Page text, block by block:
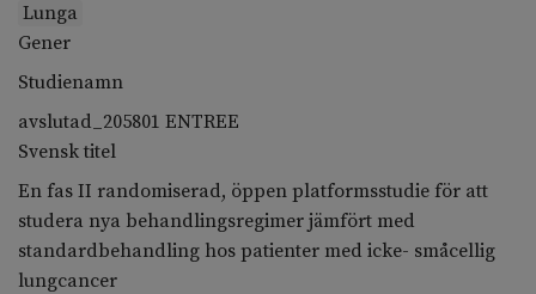
Lunga
Gener
Studienamn
avslutad_205801 ENTREE
Svensk titel
En fas II randomiserad, öppen platformsstudie för att
studera nya behandlingsregimer jämfört med
standardbehandling hos patienter med icke- småcellig
lungcancer